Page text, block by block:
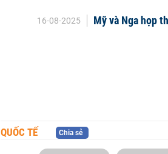
16-08-2025 Mỹ và Nga họp
QUỐC TẾ Chia sẻ